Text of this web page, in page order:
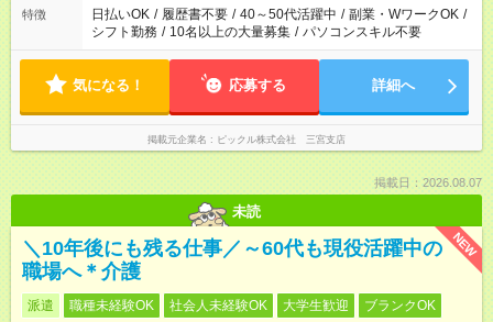
特徴 日払いOK / 履歴書不要 / 40～50代活躍中 / 副業・WワークOK /
シフト勤務 / 10名以上の大量募集 / パソコンスキル不要
気になる！ 応募する 詳細へ
掲載元企業名 ピックル株式会社 三宮支店
掲載日：2026.08.07
未読
NEW
＼10年後にも残る仕事／～60代も現役活躍中の
職場へ＊介護
派遣 職種未経験OK 社会人未経験OK 大学生歓迎
ブランクOK